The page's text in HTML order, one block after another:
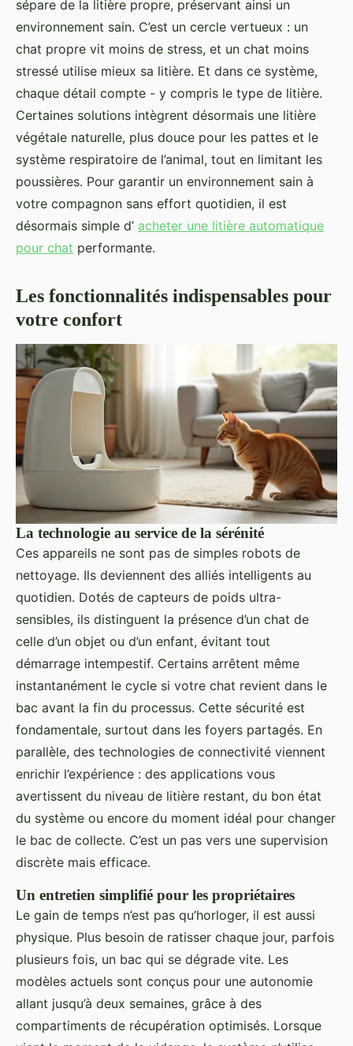
sépare de la litière propre, préservant ainsi un
environnement sain. C’est un cercle vertueux : un
chat propre vit moins de stress, et un chat moins
stressé utilise mieux sa litière. Et dans ce système,
chaque détail compte - y compris le type de litière.
Certaines solutions intègrent désormais une litière
végétale naturelle, plus douce pour les pattes et le
système respiratoire de l’animal, tout en limitant les
poussières. Pour garantir un environnement sain à
votre compagnon sans effort quotidien, il est
désormais simple d’ acheter une litière automatique
pour chat performante.
Les fonctionnalités indispensables pour
votre confort
La technologie au service de la sérénité
Ces appareils ne sont pas de simples robots de
nettoyage. Ils deviennent des alliés intelligents au
quotidien. Dotés de capteurs de poids ultra-
sensibles, ils distinguent la présence d’un chat de
celle d’un objet ou d’un enfant, évitant tout
démarrage intempestif. Certains arrêtent même
instantanément le cycle si votre chat revient dans le
bac avant la fin du processus. Cette sécurité est
fondamentale, surtout dans les foyers partagés. En
parallèle, des technologies de connectivité viennent
enrichir l’expérience : des applications vous
avertissent du niveau de litière restant, du bon état
du système ou encore du moment idéal pour changer
le bac de collecte. C’est un pas vers une supervision
discrète mais efficace.
Un entretien simplifié pour les propriétaires
Le gain de temps n’est pas qu’horloger, il est aussi
physique. Plus besoin de ratisser chaque jour, parfois
plusieurs fois, un bac qui se dégrade vite. Les
modèles actuels sont conçus pour une autonomie
allant jusqu’à deux semaines, grâce à des
compartiments de récupération optimisés. Lorsque